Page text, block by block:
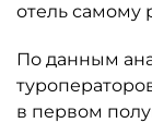
отель самому
По данным
в первом